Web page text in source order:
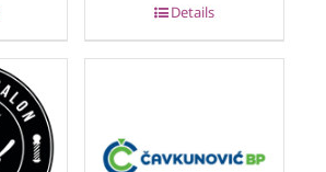
Details